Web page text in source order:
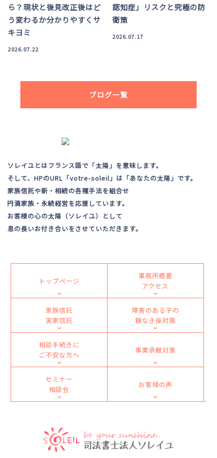
ら？現状と後見改正後はど
う変わるか分かりやすくサ
キヨミ
2026.07.22
認知症」リスクと究極の防
衛策
2026.07.17
ブログ一覧
ソレイユとはフランス語で「太陽」を意味します。
そして、HPのURL「votre-soleil」は「あなたの太陽」です。
家族信託や新・相続の各種手法を組合せ
円満家族・永続経営を応援しています。
お客様の心の太陽（ソレイユ）として
息の長いお付き合いをさせていただきます。
トップページ
事務所概要
アクセス
家族信託
実家信託
障害のある子の
親なき後対策
相談手続きに
ご不安な方へ
事業承継対策
セミナー
相談会
お客様の声